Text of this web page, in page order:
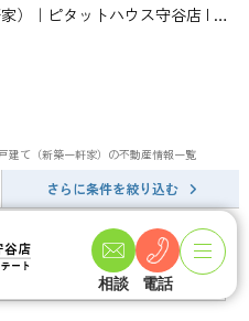
新守谷駅 新築一戸建て（新築一軒家）｜ピタットハウス守谷店 | スカイ・エステート
相談 電話
建て（新築一軒家）の不動産情報一覧
さらに条件を絞り込む
家）の検索結果一覧
着メールを登録